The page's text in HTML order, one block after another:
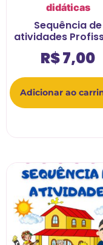
didáticas
Sequência de
atividades
R$7,00
Adicionar ao